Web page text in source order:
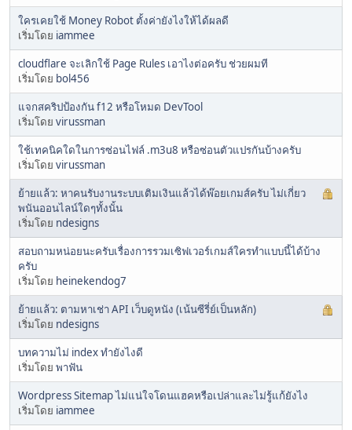
ใครเคยใช้ Money Robot ตั้งค่ายังไงให้ได้ผลดี
เริ่มโดย iammee
cloudflare จะเลิกใช้ Page Rules เอาไงต่อครับ ช่วยผมที
เริ่มโดย bol456
แจกสคริปป้องกัน f12 หรือโหมด DevTool
เริ่มโดย virussman
ใช้เทคนิคใดในการซ่อนไฟล์ .m3u8 หรือซ่อนตัวแปรกันบ้างครับ
เริ่มโดย virussman
ย้ายแล้ว: หาคนรับงานระบบเติมเงินแล้วได้พ๊อยเกมส์ครับ ไม่เกี่ยว
พนันออนไลน์ใดๆทั้งนั้น
เริ่มโดย ndesigns
สอบถามหน่อยนะครับเรื่องการรวมเซิฟเวอร์เกมส์ใครทำแบบนี้ได้บ้าง
ครับ
เริ่มโดย heinekendog7
ย้ายแล้ว: ตามหาเช่า API เว็บดูหนัง (เน้นซีรี่ย์เป็นหลัก)
เริ่มโดย ndesigns
บทความไม่ index ทำยังไงดี
เริ่มโดย พาฟัน
Wordpress Sitemap ไม่แน่ใจโดนแฮคหรือเปล่าและไม่รู้แก้ยังไง
เริ่มโดย iammee